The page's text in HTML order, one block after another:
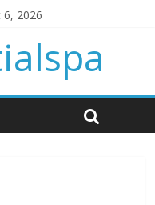
2026